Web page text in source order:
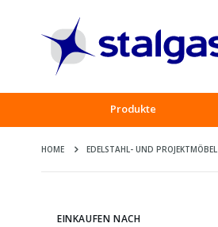
Produkte
HOME EDELSTAHL- UND PROJEKTMÖBEL
EINKAUFEN NACH